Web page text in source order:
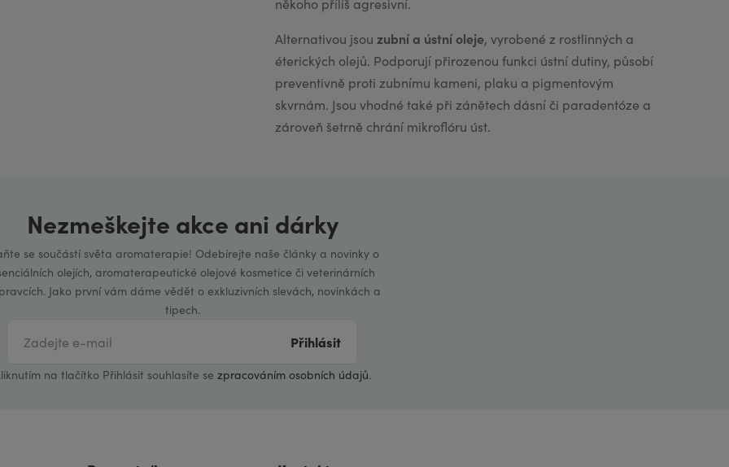
někoho příliš agresivní.
Alternativou jsou zubní a ústní oleje, vyrobené z rostlinných a
éterických olejů. Podporují přirozenou funkci ústní dutiny, působí
preventivně proti zubnímu kameni, plaku a pigmentovým
skvrnám. Jsou vhodné také při zánětech dásní či paradentóze a
zároveň šetrně chrání mikroflóru úst.
Nezmeškejte akce ani dárky
se součástí světa aromaterapie! Odebírejte naše články a novinky o
olejích, aromaterapeutické olejové kosmetice či veterinárních
Jako první vám dáme vědět o exkluzivních slevách, novinkách a
tipech.
Přihlásit
na tlačítko Přihlásit souhlasíte se zpracováním osobních údajů.